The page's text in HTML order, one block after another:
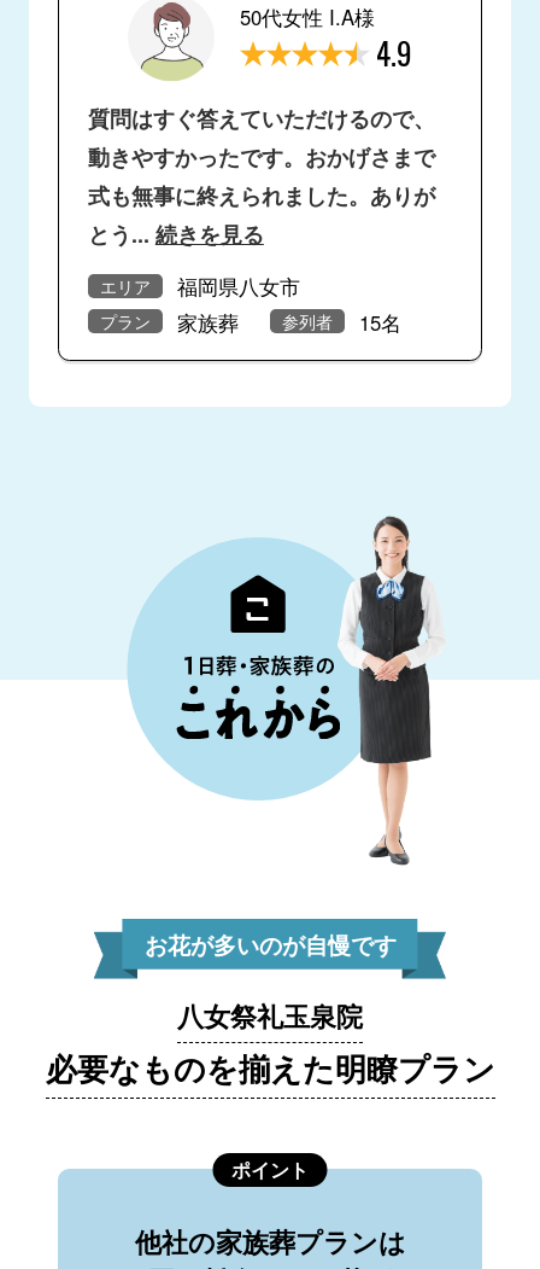
50代女性 I.A様
4.9
質問はすぐ答えていただけるので、
動きやすかったです。おかげさまで
式も無事に終えられました。ありが
とう... 続きを見る
エリア 福岡県八女市
プラン 家族葬 参列者 15名
お花が多いのが自慢です
八女祭礼玉泉院
必要なものを揃えた明瞭プラン
ポイント
他社の家族葬プランは